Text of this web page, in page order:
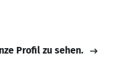
Profil zu sehen.